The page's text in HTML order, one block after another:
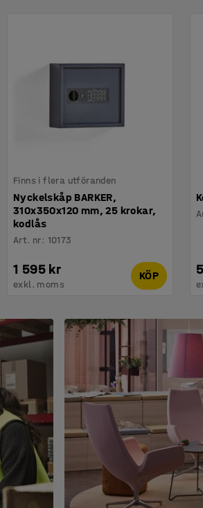
Finns i flera utföranden
Nyckelskåp BARKER,
310x350x120 mm, 25 krokar,
kodlås
Art. nr: 10173
1 595 kr
exkl. moms
KÖP